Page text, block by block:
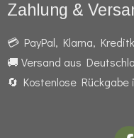
Zahlung &
💳 PayPal, Klarna,
🚚 Versand aus
🔄 Kostenlose Rückgabe